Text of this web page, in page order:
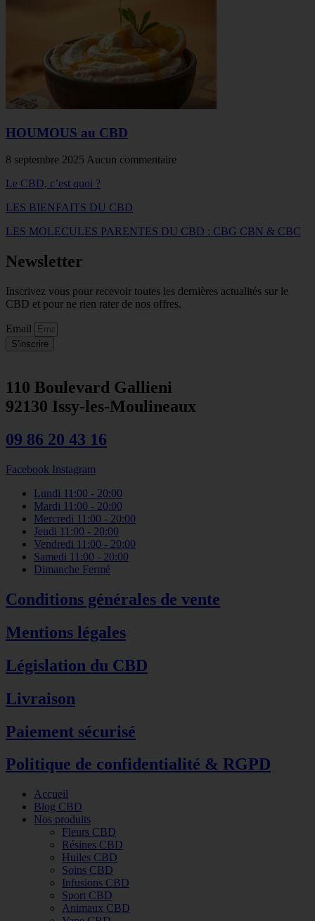
HOUMOUS au CBD
8 septembre 2025 Aucun commentaire
Le CBD, c’est quoi ?
LES BIENFAITS DU CBD
LES MOLECULES PARENTES DU CBD : CBG CBN & CBC
Newsletter
Inscrivez vous pour recevoir toutes les dernières actualités sur le
CBD et pour ne rien rater de nos offres.
Email
S'inscrire
110 Boulevard Gallieni
92130 Issy-les-Moulineaux
09 86 20 43 16
Facebook Instagram
Lundi 11:00 - 20:00
Mardi 11:00 - 20:00
Mercredi 11:00 - 20:00
Jeudi 11:00 - 20:00
Vendredi 11:00 - 20:00
Samedi 11:00 - 20:00
Dimanche Fermé
Conditions générales de vente
Mentions légales
Législation du CBD
Livraison
Paiement sécurisé
Politique de confidentialité & RGPD
Accueil
Blog CBD
Nos produits
Fleurs CBD
Résines CBD
Huiles CBD
Soins CBD
Infusions CBD
Sport CBD
Animaux CBD